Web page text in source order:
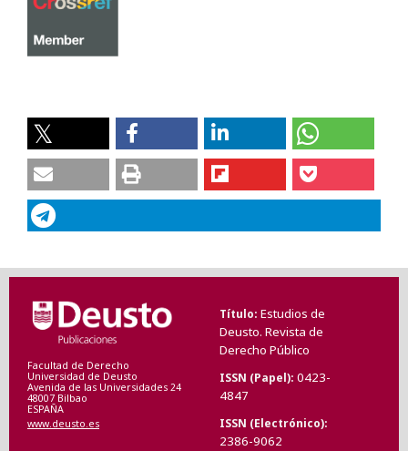
Facultad de Derecho
Universidad de Deusto
Avenida de las Universidades 24
48007 Bilbao
ESPAÑA
www.deusto.es
Título Estudios de
Deusto. Revista de
Derecho Público
ISSN (Papel) 0423-
4847
ISSN (Electrónico)
2386-9062